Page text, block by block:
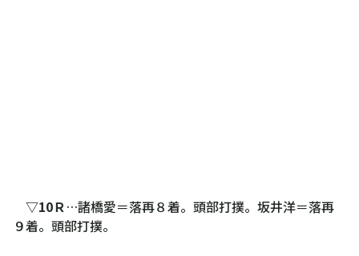
▽10Ｒ …諸橋愛＝落再８着。頭部打撲。坂井洋＝落再
９着。頭部打撲。